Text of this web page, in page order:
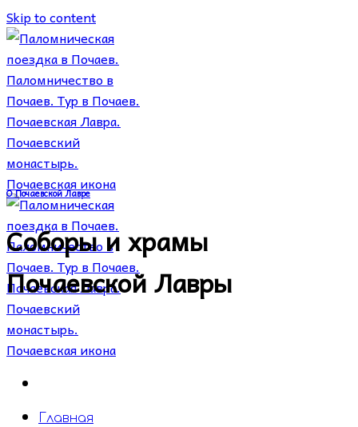
Skip to content
Главная
О Почаевской Лавре
Соборы и храмы
Почаевской Лавры